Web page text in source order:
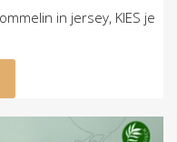
in jersey, KIES je